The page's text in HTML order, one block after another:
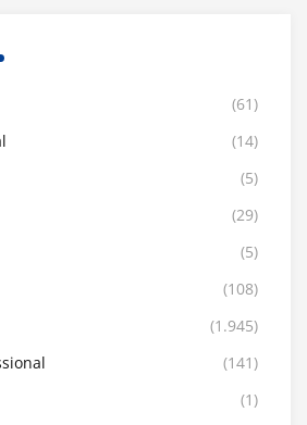
(61)
(14)
(5)
(29)
(5)
(108)
(1.945)
(141)
(1)